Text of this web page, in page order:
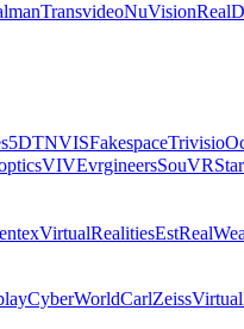
TransvideoNuVisionRealD
5DTNVISFakespaceTrivisio
VIVEvrgineersSouVR
VirtualRealitiesEst
CyberWorldCarlZeiss